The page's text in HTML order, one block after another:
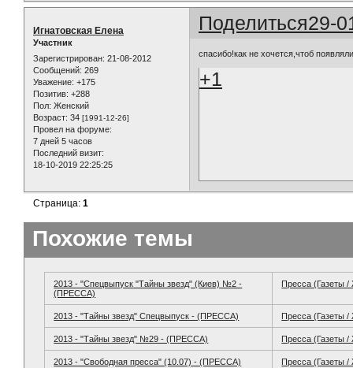
Поделиться29-
Игнатовская Елена
Участник
Зарегистрирован: 21-08-2012
Сообщений: 269
Уважение: +175
Позитив: +288
Пол: Женский
Возраст: 34 [1991-12-26]
Провел на форуме:
7 дней 5 часов
Последний визит:
18-10-2019 22:25:25
спасибо!как не хочется,чтоб
+1
Страница:1
Похожие темы
2013 - "Спецвыпуск "Тайны звезд" (Киев) №2 -
(ПРЕССА)
Пресса (Газеты
2013 - "Тайны звезд" Спецвыпуск - (ПРЕССА) Пресса (Газеты
2013 - "Тайны звезд" №29 - (ПРЕССА) Пресса (Газеты
2013 - "Свободная пресса" (10.07) - (ПРЕССА) Пресса (Газеты